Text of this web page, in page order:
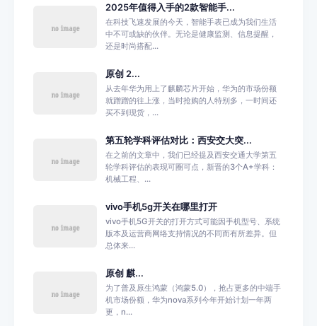
2025年值得入手的2款智能手...
在科技飞速发展的今天，智能手表已成为我们生活
中不可或缺的伙伴。无论是健康监测、信息提醒，
还是时尚搭配...
原创 2...
从去年华为用上了麒麟芯片开始，华为的市场份额
就蹭蹭的往上涨，当时抢购的人特别多，一时间还
买不到现货，...
第五轮学科评估对比：西安交大突...
在之前的文章中，我们已经提及西安交通大学第五
轮学科评估的表现可圈可点，新晋的3个A+学科：
机械工程、...
vivo手机5g开关在哪里打开
vivo手机5G开关的打开方式可能因手机型号、系统
版本及运营商网络支持情况的不同而有所差异。但
总体来...
原创 麒...
为了普及原生鸿蒙（鸿蒙5.0），抢占更多的中端手
机市场份额，华为nova系列今年开始计划一年两
更，n...